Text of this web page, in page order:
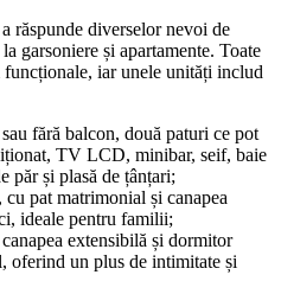
răspunde diverselor nevoi de
garsoniere și apartamente. Toate
iar unele unități includ
fără balcon, două paturi ce pot
TV LCD, minibar, seif, baie
păr și plasă de țânțari;
cu pat matrimonial și canapea
ideale pentru familii;
extensibilă și dormitor
oferind un plus de intimitate și